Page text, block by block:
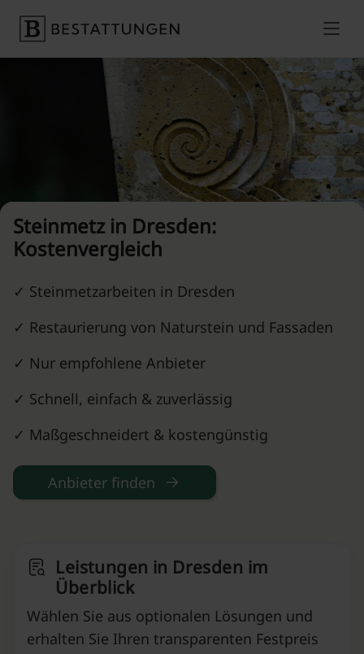
Preise vergleichen
Steinmetz in Dresden:
Kostenvergleich
✓ Steinmetzarbeiten in Dresden
✓ Restaurierung von Naturstein und Fassaden
✓ Nur empfohlene Anbieter
✓ Schnell, einfach & zuverlässig
✓ Maßgeschneidert & kostengünstig
Anbieter finden
Leistungen in Dresden im
Überblick
Wählen Sie aus optionalen Lösungen und
erhalten Sie Ihren transparenten Festpreis